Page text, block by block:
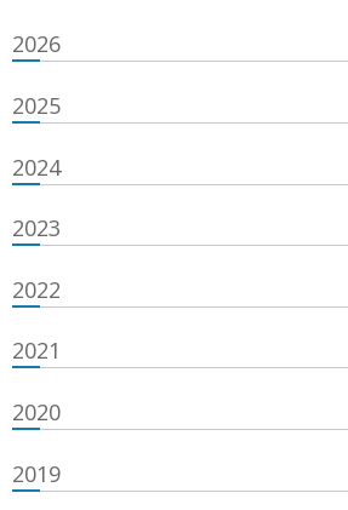
2026
2025
2024
2023
2022
2021
2020
2019